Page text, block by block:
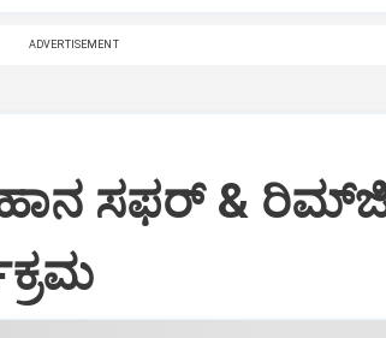
ADVERTISEMENT
ಸಫರ್ &